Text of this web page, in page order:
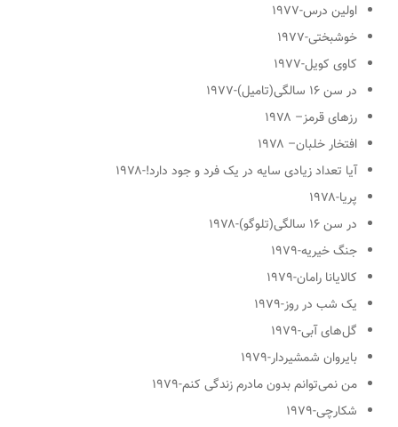
اولین درس-۱۹۷۷
خوشبختی-۱۹۷۷
کاوی کویل-۱۹۷۷
در سن ۱۶ سالگی
(تامیل)-۱۹۷۷
رزهای قرمز– ۱۹۷۸
افتخار خلبان– ۱۹۷۸
آیا تعداد زیادی سایه در یک فرد و جود دارد!-۱۹۷۸
پریا-۱۹۷۸
در سن ۱۶ سالگی
(تلوگو)-۱۹۷۸
جنگ خیریه-۱۹۷۹
کالایانا رامان-۱۹۷۹
یک شب در روز-۱۹۷۹
گل‌های آبی-۱۹۷۹
بایروان شمشیردار-۱۹۷۹
من نمی‌توانم بدون مادرم زندگی کنم-۱۹۷۹
شکارچی-۱۹۷۹